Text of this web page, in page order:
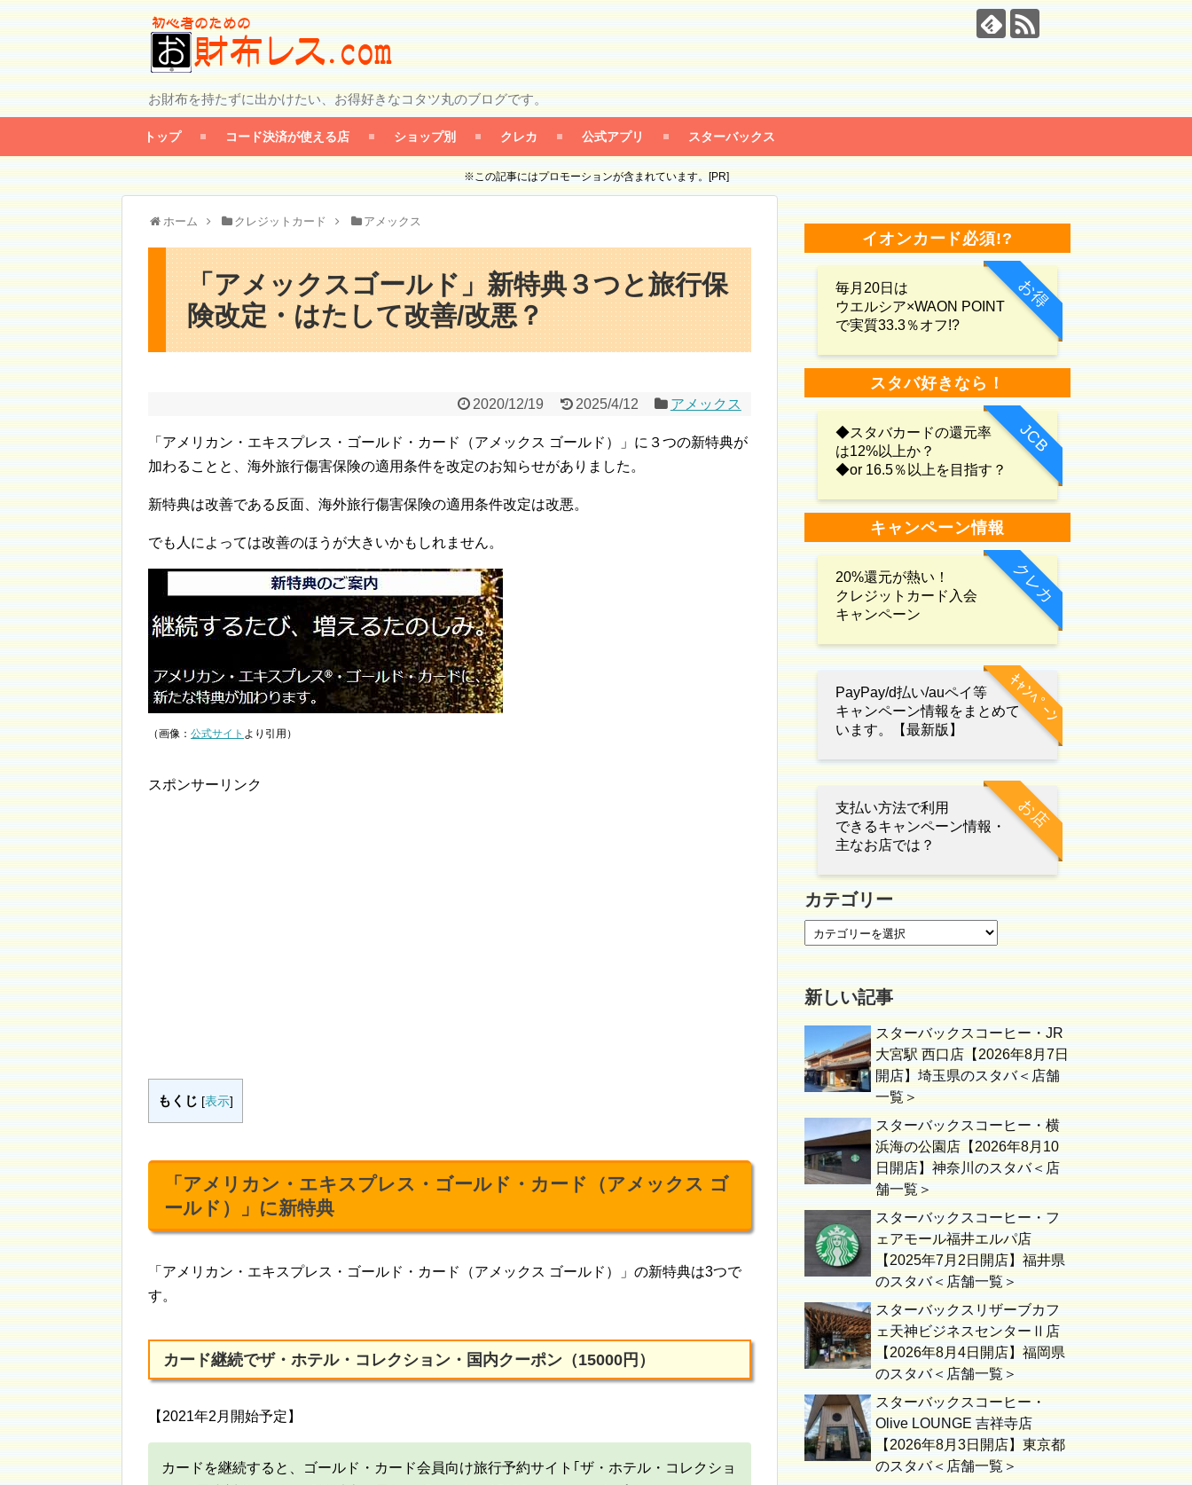
お財布を持たずに出かけたい、お得好きなコタツ丸のブログです。
トップ コード決済が使える店 ショップ別 クレカ 公式アプリ スターバックス
※この記事にはプロモーションが含まれています。[PR]
ホーム クレジットカード アメックス
「アメックスゴールド」新特典３つと旅行保
険改定・はたして改善/改悪？
2020/12/19 2025/4/12 アメックス
「アメリカン・エキスプレス・ゴールド・カード（アメックス ゴールド）」に３つの新特典が
加わることと、海外旅行傷害保険の適用条件を改定のお知らせがありました。
新特典は改善である反面、海外旅行傷害保険の適用条件改定は改悪。
でも人によっては改善のほうが大きいかもしれません。
（画像： 公式サイト より引用）
スポンサーリンク
もくじ [表示]
「アメリカン・エキスプレス・ゴールド・カード（アメックス ゴ
ールド）」に新特典
「アメリカン・エキスプレス・ゴールド・カード（アメックス ゴールド）」の新特典は3つで
す。
カード継続でザ・ホテル・コレクション・国内クーポン（15000円）
【2021年2月開始予定】
カードを継続すると、ゴールド・カード会員向け旅行予約サイト｢ザ・ホテル・コレクショ
イオンカード必須!?
お得
毎月20日は
ウエルシア×WAON POINT
で実質33.3％オフ!?
スタバ好きなら！
JCB
◆スタバカードの還元率
は12%以上か？
◆or 16.5％以上を目指す？
キャンペーン情報
クレカ
20%還元が熱い！
クレジットカード入会
キャンペーン
ｷｬﾝﾍﾟｰﾝ
PayPay/d払い/auペイ等
キャンペーン情報をまとめて
います。【最新版】
お店
支払い方法で利用
できるキャンペーン情報・
主なお店では？
カテゴリー
新しい記事
スターバックスコーヒー・JR
大宮駅 西口店【2026年8月7日
開店】埼玉県のスタバ＜店舗
一覧＞
スターバックスコーヒー・横
浜海の公園店【2026年8月10
日開店】神奈川のスタバ＜店
舗一覧＞
スターバックスコーヒー・フ
ェアモール福井エルパ店
【2025年7月2日開店】福井県
のスタバ＜店舗一覧＞
スターバックスリザーブカフ
ェ天神ビジネスセンターⅡ店
【2026年8月4日開店】福岡県
のスタバ＜店舗一覧＞
スターバックスコーヒー・
Olive LOUNGE 吉祥寺店
【2026年8月3日開店】東京都
のスタバ＜店舗一覧＞